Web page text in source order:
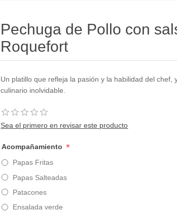
Pechuga de Pollo con
Roquefort
Un platillo que refleja la pasión y la habilidad del chef,
culinario inolvidable.
Sea el primero en revisar este producto
Acompañamiento *
Papas Fritas
Papas Salteadas
Patacones
Ensalada verde